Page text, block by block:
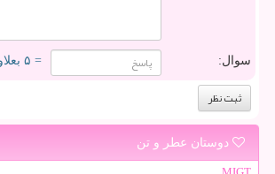
سوال: = ۵ بعلاوه ۳
دوستان عطر و تن